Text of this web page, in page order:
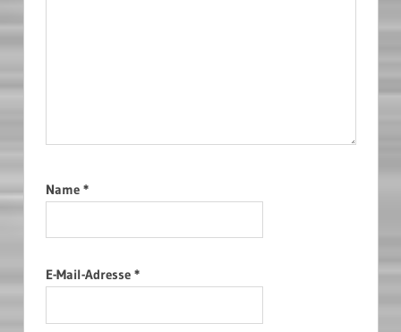
Name *
E-Mail-Adresse *